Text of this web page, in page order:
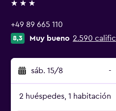
3 estrellas
+49 89 665 110
8,3 Muy bueno 2.590
sáb. 15/8 -
2 huéspedes, 1 habitación